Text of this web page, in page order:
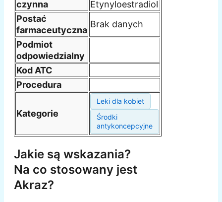
czynna
Etynyloestradiol
Postać
farmaceutyczna
Brak danych
Podmiot
odpowiedzialny
Kod ATC
Procedura
Kategorie
Leki dla kobiet
Środki
antykoncepcyjne
Jakie są wskazania?
Na co stosowany jest
Akraz?